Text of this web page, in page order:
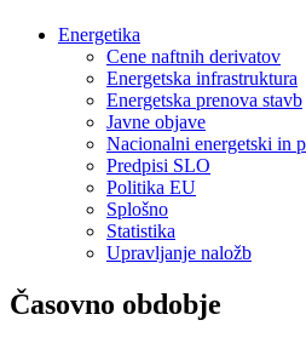
Energetika
Cene naftnih derivatov
Energetska infrastruktura
Energetska prenova stavb
Javne objave
Nacionalni energetski in
Predpisi SLO
Politika EU
Splošno
Statistika
Upravljanje naložb
Časovno obdobje